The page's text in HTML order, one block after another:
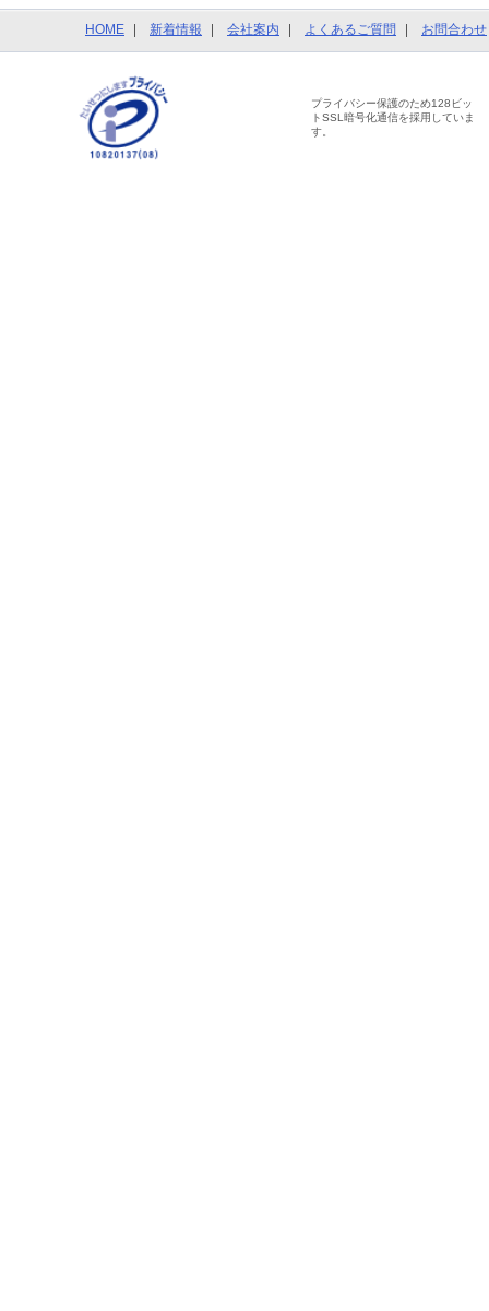
HOME 新着情報 会社案内 よくあるご質問 お問合わせ
プライバシー保護のため128ビッ
トSSL暗号化通信を採用していま
す。